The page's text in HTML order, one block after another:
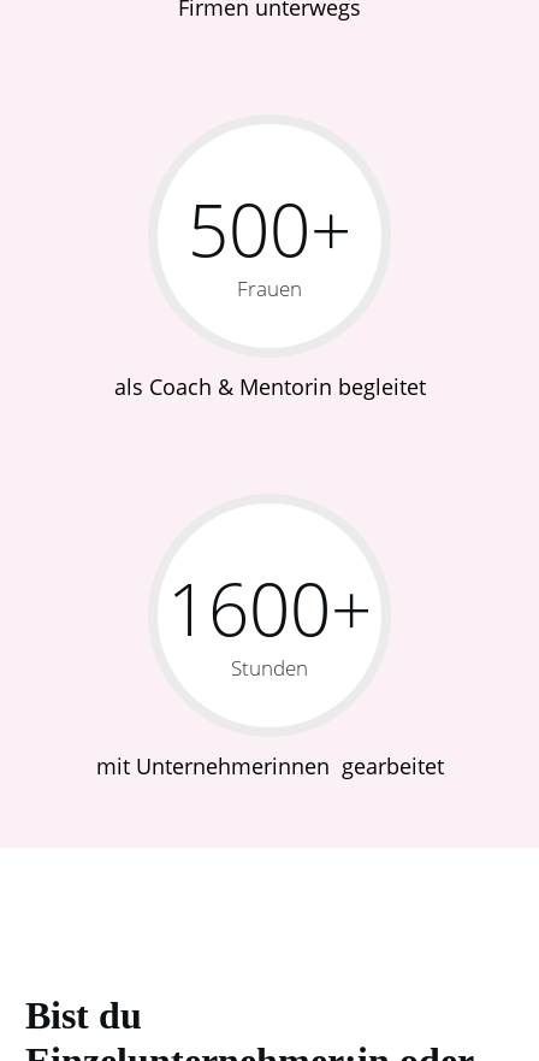
Firmen unterwegs
500+
Frauen
als Coach & Mentorin begleitet
1600+
Stunden
mit Unternehmerinnen gearbeitet
Bist du